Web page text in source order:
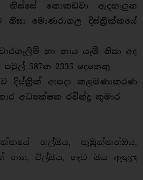
තිස්සේ නොකඩවා ඇදහැලුන
නිසා මොණරාගල දිස්ත්‍රික්කයේ
හා නාය යෑම් නිසා අද
587ක 2335 දෙනෙකු
දිස්ත්‍රික් ආපදා කළමණාකරණ
අධ්‍යක්ෂක රවින්ද්‍ර කුමාර
ගල්ඔය, කුඹුක්කන්ඔය,
ගඟ, විල්ඔය, හැඩ ඔය ඇතුලු